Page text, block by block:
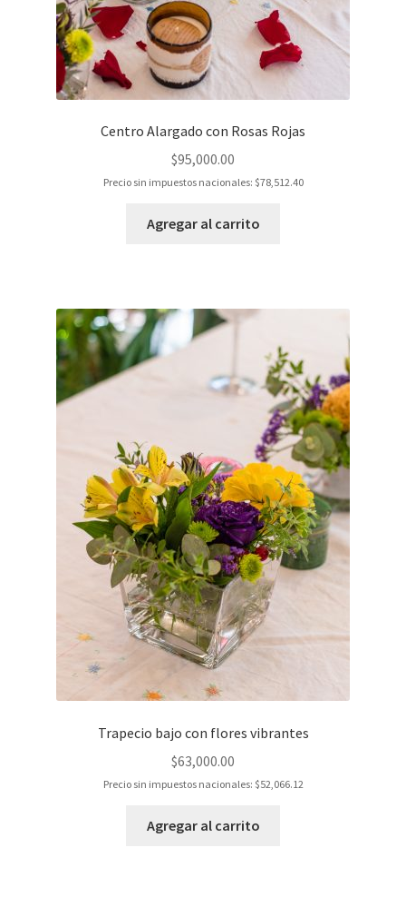
Centro Alargado con Rosas Rojas
$95,000.00
Precio sin impuestos nacionales: $78,512.40
Agregar al carrito
Trapecio bajo con flores vibrantes
$63,000.00
Precio sin impuestos nacionales: $52,066.12
Agregar al carrito